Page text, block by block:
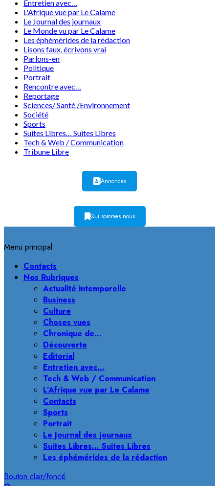
Entretien avec…
L'Afrique vue par Le Calame
Le Journal des journaux
Le Monde vu par Le Calame
Les éphémérides de la rédaction
Lisons faux, écrivons vrai
Parlons-en
Politique
Portrait
Rencontre avec…
Reportage
Sciences/ Santé /Environnement
Société
Sports
Suites Libres… Suites Libres
Tech & Web / Communication
Tribune Libre
Annonces
Qui sommes nous
Menu principal
Contacts
Nos Rubriques
Actualité intemporelle
Business
Culture
Choses vues
Chronique de…
Découverte
Editorial
Entretien avec…
Tech & Web / Communication
L’Afrique vue par Le Calame
Contacts
Sports
Portrait
Le Journal des journaux
Suites Libres… Suites Libres
Les éphémérides de la rédaction
Bouton clair/foncé